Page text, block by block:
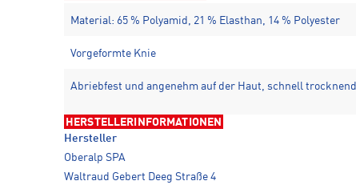
Material: 65 % Polyamid, 21 % Elasthan, 14 % Polyester
Vorgeformte Knie
Abriebfest und angenehm auf der Haut, schnell trocknend
HERSTELLERINFORMATIONEN
Hersteller
Oberalp SPA
Waltraud Gebert Deeg Straße 4